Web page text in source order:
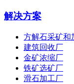
解决方案
方解石采矿和
建筑回收厂
金矿浓缩厂
铁矿选矿厂
滑石加工厂